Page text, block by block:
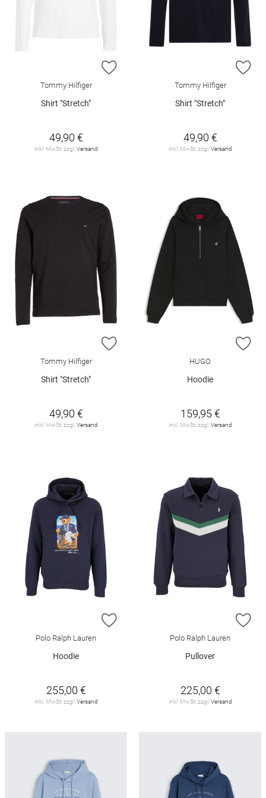
ZUR WUNSCHLISTE HINZUFÜGEN
Tommy Hilfiger
Shirt "Stretch"
49,90 €
inkl. MwSt. zzgl. Versand
Tommy Hilfiger
Shirt "Stretch"
49,90 €
inkl. MwSt. zzgl. Versand
ZUR WUNSCHLISTE HINZUFÜGEN
Tommy Hilfiger
Shirt "Stretch"
49,90 €
inkl. MwSt. zzgl.Versand
HUGO
Hoodie
159,95 €
inkl. MwSt. zzgl.Versand
ZUR WUNSCHLISTE HINZUFÜGEN
Polo Ralph Lauren
Hoodie
255,00 €
inkl. MwSt. zzgl. Versand
Polo Ralph Lauren
Pullover
225,00 €
inkl. MwSt. zzgl. Versand